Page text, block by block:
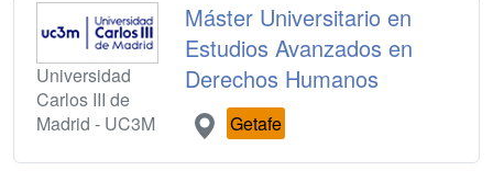
Universidad
Carlos III de
Madrid - UC3M
Máster Universitario en
Estudios Avanzados en
Derechos Humanos
Getafe